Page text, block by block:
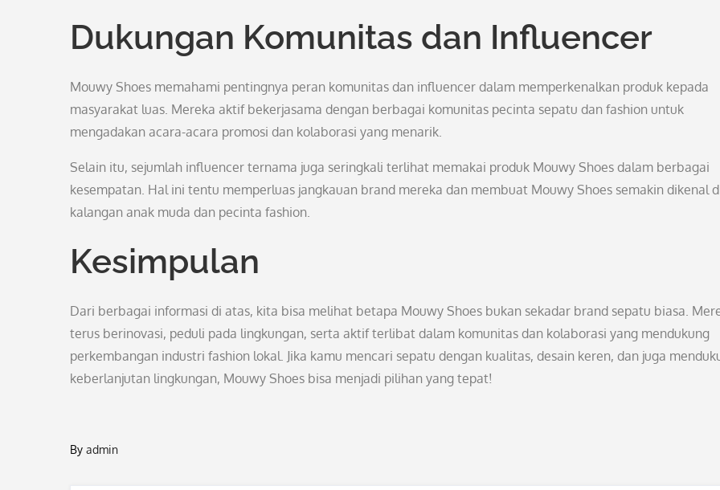
Dukungan Komunitas dan Influencer
Mouwy Shoes memahami pentingnya peran komunitas dan influencer dalam memperkenalkan produk kepada
masyarakat luas. Mereka aktif bekerjasama dengan berbagai komunitas pecinta sepatu dan fashion untuk
mengadakan acara-acara promosi dan kolaborasi yang menarik.
Selain itu, sejumlah influencer ternama juga seringkali terlihat memakai produk Mouwy Shoes dalam berbagai
kesempatan. Hal ini tentu memperluas jangkauan brand mereka dan membuat Mouwy Shoes semakin dikenal
kalangan anak muda dan pecinta fashion.
Kesimpulan
Dari berbagai informasi di atas, kita bisa melihat betapa Mouwy Shoes bukan sekadar brand sepatu biasa.
terus berinovasi, peduli pada lingkungan, serta aktif terlibat dalam komunitas dan kolaborasi yang mendukung
perkembangan industri fashion lokal. Jika kamu mencari sepatu dengan kualitas, desain keren, dan juga
keberlanjutan lingkungan, Mouwy Shoes bisa menjadi pilihan yang tepat!
By admin